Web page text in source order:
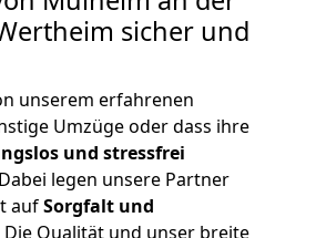
sicher und
unserem erfahrenen
Umzüge oder dass ihre
und stressfrei
legen unsere Partner
aufSorgfalt und
Die Qualität und unser breite